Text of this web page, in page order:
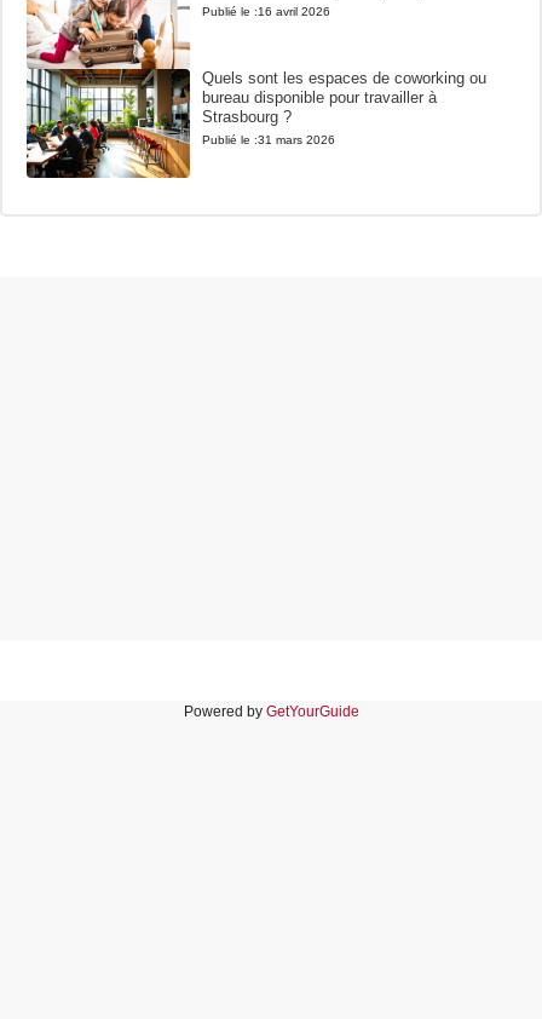
Publié le :16 avril 2026
Quels sont les espaces de coworking ou
bureau disponible pour travailler à
Strasbourg ?
Publié le :31 mars 2026
Powered by GetYourGuide